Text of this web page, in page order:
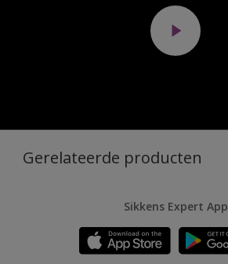
Gerelateerde producten
Sikkens Expert App